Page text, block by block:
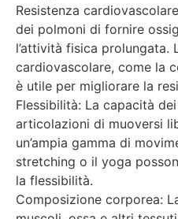
Resistenza
dei polmoni di fornire
l’attività fisica prolungata.
cardiovascolare, come la
è utile per migliorare la
Flessibilità: La capacità
articolazioni di muoversi
un’ampia gamma di
stretching o il yoga
la flessibilità.
Composizione corporea: